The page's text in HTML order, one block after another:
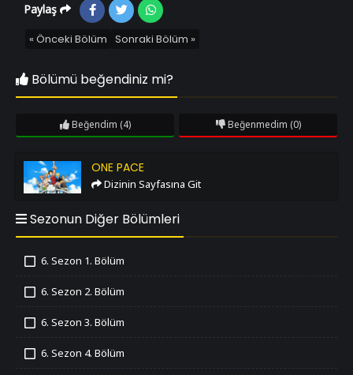
Paylaş
« Önceki Bölüm Sonraki Bölüm »
Bölümü beğendiniz mi?
Beğendim (4) Beğenmedim (0)
One Pace ONE PACE
Dizinin Sayfasına Git
Sezonun Diğer Bölümleri
6. Sezon 1. Bölüm
6. Sezon 2. Bölüm
6. Sezon 3. Bölüm
6. Sezon 4. Bölüm